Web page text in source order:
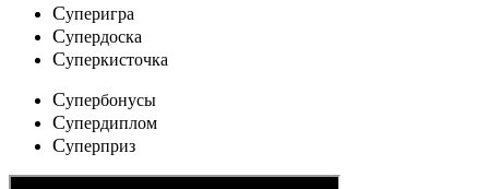
Cуперигра
Cупердоска
Cуперкисточка
Cупербонусы
Cупердиплом
Cуперприз